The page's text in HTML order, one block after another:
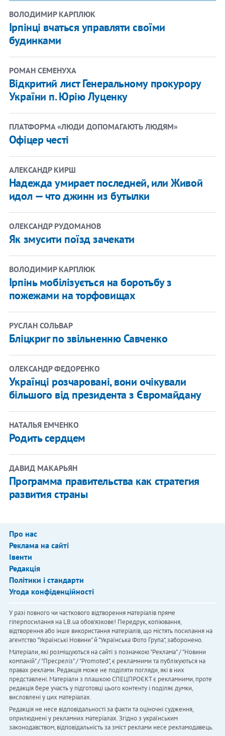
ВОЛОДИМИР КАРПЛЮК
Ірпінці вчаться управляти своїми
будинками
РОМАН СЕМЕНУХА
​Відкритий лист Генеральному прокурору
України п. Юрію Луценку
ПЛАТФОРМА «ЛЮДИ ДОПОМАГАЮТЬ ЛЮДЯМ»
Офіцер честі
АЛЕКСАНДР КИРШ
Надежда умирает последней, или Живой
идол — что джинн из бутылки
ОЛЕКСАНДР РУДОМАНОВ
Як змусити поїзд зачекати
ВОЛОДИМИР КАРПЛЮК
Ірпінь мобілізується на боротьбу з
пожежами на торфовищах
РУСЛАН СОЛЬВАР
Бліцкриг по звільненню Савченко
ОЛЕКСАНДР ФЕДОРЕНКО
Українці розчаровані, вони очікували
більшого від президента з Євромайдану
НАТАЛЬЯ ЕМЧЕНКО
Родить сердцем
ДАВИД МАКАРЬЯН
Программа правительства как стратегия
развития страны
Про нас
Реклама на сайті
Івенти
Редакція
Політики і стандарти
Угода конфіденційності
У разі повного чи часткового відтворення матеріалів пряме
гіперпосилання на LB.ua обов'язкове! Передрук, копіювання,
відтворення або інше використання матеріалів, що містять посилання на
агентство "Українськi Новини" й "Українська Фото Група", заборонено.
Матеріали, які розміщуються на сайті з позначкою "Реклама" / "Новини
компаній" / "Пресреліз" / "Promoted", є рекламними та публікуються на
правах реклами. Редакція може не поділяти погляди, які в них
представлені. Матеріали з плашкою СПЕЦПРОЄКТ є рекламними, проте
редакція бере участь у підготовці цього контенту і поділяє думки,
висловлені у цих матеріалах.
Редакція не несе відповідальності за факти та оціночні судження,
оприлюднені у рекламних матеріалах. Згідно з українським
законодавством, відповідальність за зміст реклами несе рекламодавець.